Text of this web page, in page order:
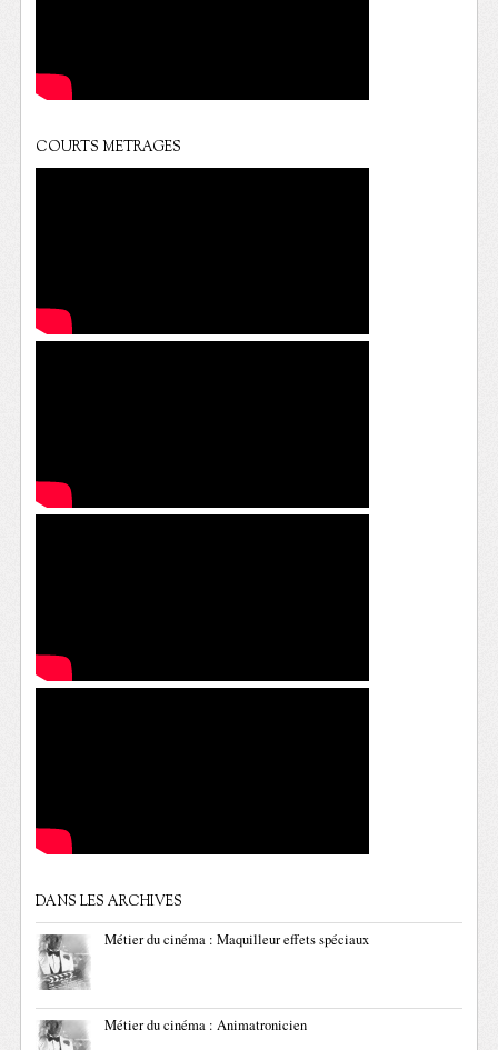
COURTS METRAGES
DANS LES ARCHIVES
Métier du cinéma : Maquilleur effets spéciaux
Métier du cinéma : Animatronicien